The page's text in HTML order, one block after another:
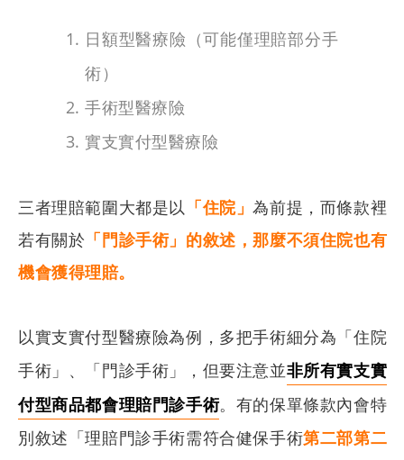
日額型醫療險（可能僅理賠部分手
術）
手術型醫療險
實支實付型醫療險
三者理賠範圍大都是以 「住院」為前提，而條款裡
若有關於 「門診手術」的敘述，那麼不須住院也有
機會獲得理賠。
以實支實付型醫療險為例，多把手術細分為「住院
手術」、「門診手術」，但要注意並非所有實支實
付型商品都會理賠門診手術。有的保單條款內會特
別敘述「理賠門診手術需符合健保手術第二部第二